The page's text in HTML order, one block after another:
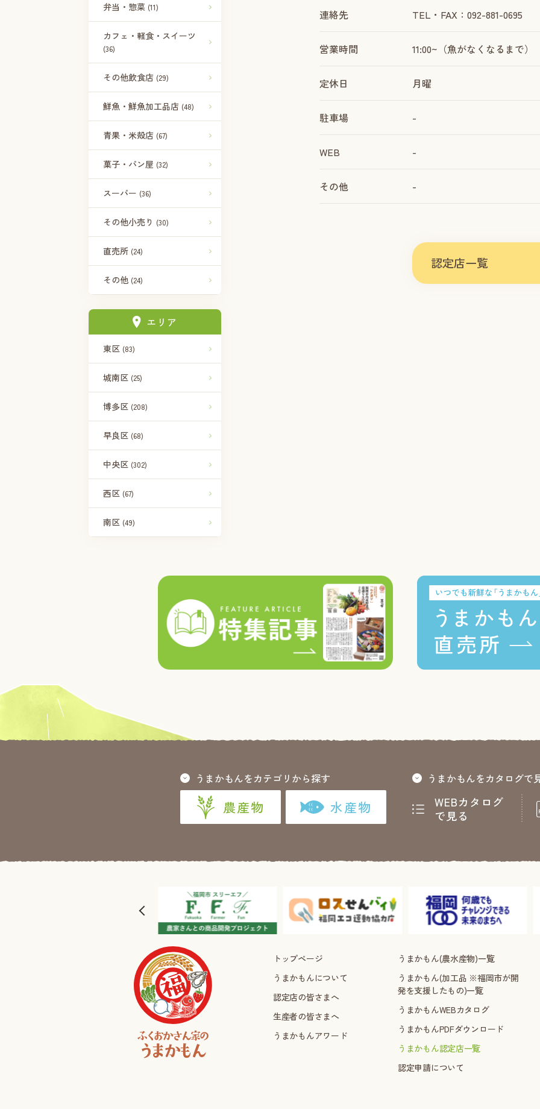
弁当・惣菜 (11)
カフェ・軽食・スイーツ
(36)
その他飲食店 (29)
鮮魚・鮮魚加工品店 (48)
青果・米殻店 (67)
菓子・パン屋 (32)
スーパー (36)
その他小売り (30)
直売所 (24)
その他 (24)
エリア
東区 (83)
城南区 (25)
博多区 (208)
早良区 (68)
中央区 (302)
西区 (67)
南区 (49)
連絡先 TEL・FAX：092-881-0695
営業時間 11:00~（魚がなくなるまで）
定休日 月曜
駐車場 -
WEB -
その他 -
認定店一覧
うまかもんをカテゴリから探す
農産物 水産物
うまかもんをカタログで
WEBカタログ
で見る
トップページ
うまかもんについて
認定店の皆さまへ
生産者の皆さまへ
うまかもんアワード
うまかもん(農水産物)一覧
うまかもん(加工品 ※福岡市が開
発を支援したもの)一覧
うまかもんWEBカタログ
うまかもんPDFダウンロード
うまかもん認定店一覧
認定申請について